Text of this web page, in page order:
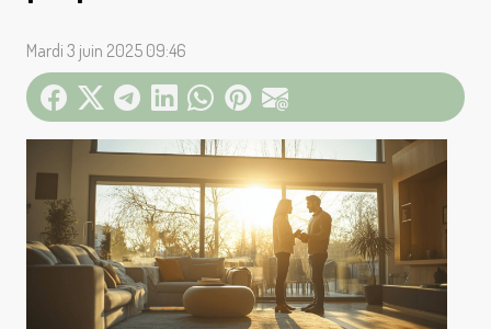
Mardi 3 juin 2025 09:46